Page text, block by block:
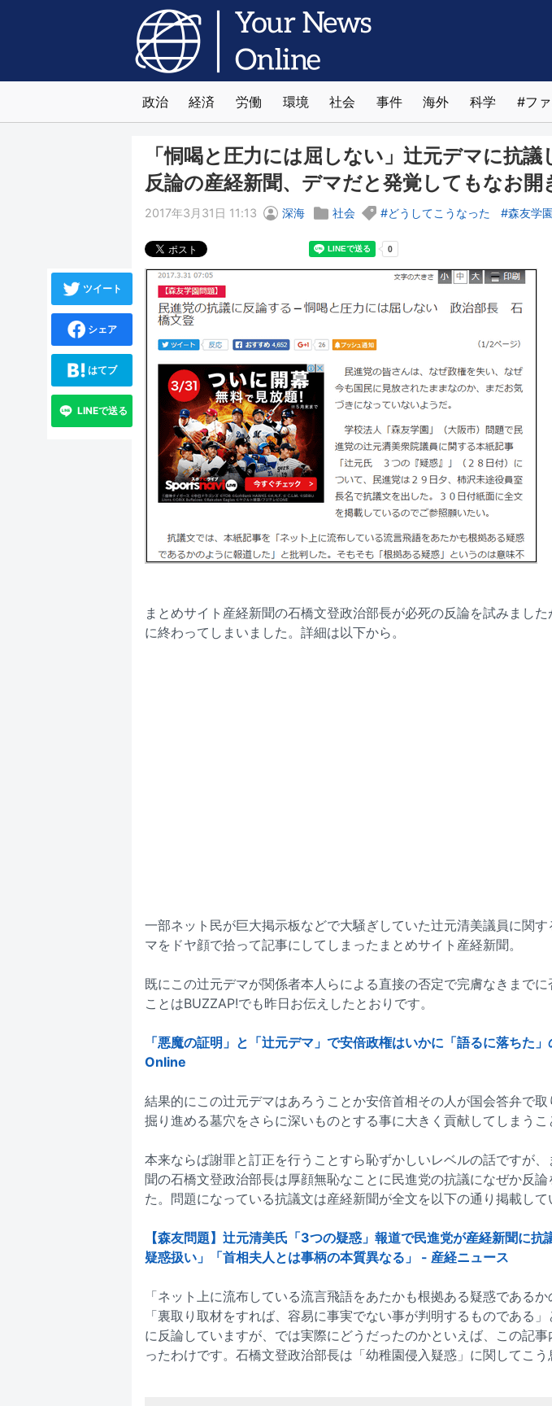
政治 経済 労働 環境 社会 事件 海外 科学 フ
「恫喝と圧力には屈しない」辻元デマに抗議
反論の産経新聞、デマだと発覚してもなお開
2017年3月31日 11:13 深海 社会 どうしてこうなった 森友学園
まとめサイト産経新聞の石橋文登政治部長が必死の反論を試みまし
に終わってしまいました。詳細は以下から。
一部ネット民が巨大掲示板などで大騒ぎしていた辻元清美議員に関
マをドヤ顔で拾って記事にしてしまったまとめサイト産経新聞。
既にこの辻元デマが関係者本人らによる直接の否定で完膚なきまで
ことはBUZZAP!でも昨日お伝えしたとおりです。
「悪魔の証明」と「辻元デマ」で安倍政権はいかに「語るに落ちた
Online
結果的にこの辻元デマはあろうことか安倍首相その人が国会答弁で
掘り進める墓穴をさらに深いものとする事に大きく貢献してしまうこ
本来ならば謝罪と訂正を行うことすら恥ずかしいレベルの話ですが
聞の石橋文登政治部長は厚顔無恥なことに民進党の抗議になぜか反
た。問題になっている抗議文は産経新聞が全文を以下の通り掲載して
【森友問題】辻元清美氏「3つの疑惑」報道で民進党が産経新聞に
疑惑扱い」「首相夫人とは事柄の本質異なる」 - 産経ニュース
「ネット上に流布している流言飛語をあたかも根拠ある疑惑であるか
「裏取り取材をすれば、容易に事実でない事が判明するものである
に反論していますが、では実際にどうだったのかといえば、この記
ったわけです。石橋文登政治部長は「幼稚園侵入疑惑」に関してこう
ツイート
シェア
はてブ
LINEで送る